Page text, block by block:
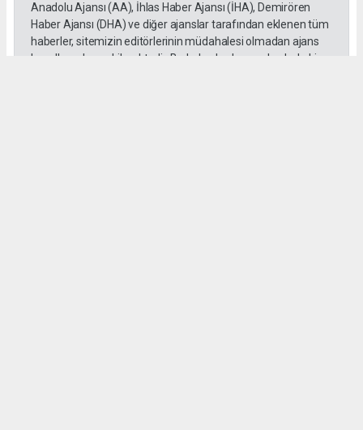
Anadolu Ajansı (AA), İhlas Haber Ajansı (İHA), Demirören
Haber Ajansı (DHA) ve diğer ajanslar tarafından eklenen tüm
haberler, sitemizin editörlerinin müdahalesi olmadan ajans
kanallarından çekilmektedir. Bu haberlerde yer alan hukuki